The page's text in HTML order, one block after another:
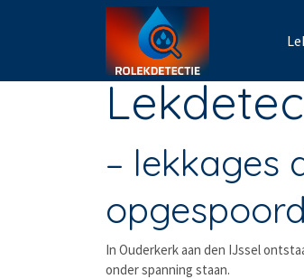
– lekkages
opgespoord
In Ouderkerk aan den IJssel
onder spanning staan.